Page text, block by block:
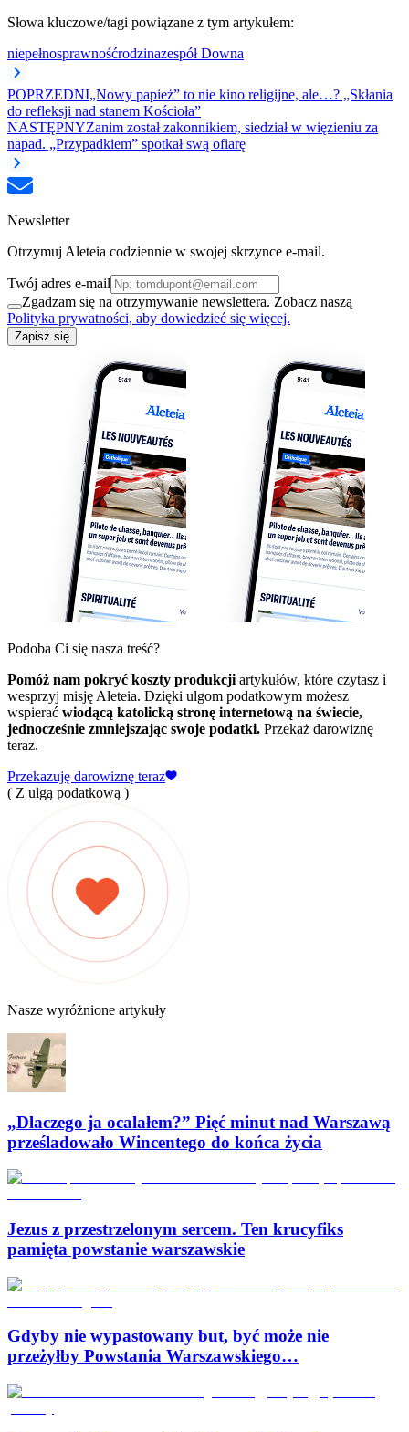
Słowa kluczowe/tagi powiązane z tym artykułem:
niepełnosprawnośćrodzinazespół Downa
POPRZEDNI„Nowy papież” to nie kino religijne, ale…? „Skłania
do refleksji nad stanem Kościoła”
NASTĘPNYZanim został zakonnikiem, siedział w więzieniu za
napad. „Przypadkiem” spotkał swą ofiarę
Newsletter
Otrzymuj Aleteia codziennie w swojej skrzynce e-mail.
Twój adres e-mail
Zgadzam się na otrzymywanie newslettera. Zobacz naszą
Polityka prywatności, aby dowiedzieć się więcej.
Zapisz się
Podoba Ci się nasza treść?
Pomóż nam pokryć koszty produkcji artykułów, które czytasz i
wesprzyj misję Aleteia. Dzięki ulgom podatkowym możesz
wspierać wiodącą katolicką stronę internetową na świecie,
jednocześnie zmniejszając swoje podatki. Przekaż darowiznę
teraz.
Przekazuję darowiznę teraz
( Z ulgą podatkową )
Nasze wyróżnione artykuły
„Dlaczego ja ocalałem?” Pięć minut nad Warszawą
prześladowało Wincentego do końca życia
Jezus z przestrzelonym sercem. Ten krucyfiks
pamięta powstanie warszawskie
Gdyby nie wypastowany but, być może nie
przeżyłby Powstania Warszawskiego…